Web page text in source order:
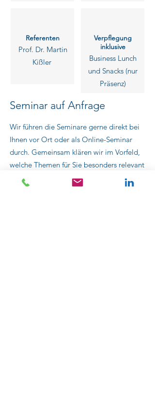
Referenten
Prof. Dr. Martin
Kißler
Verpflegung
inklusive
Business Lunch
und Snacks (nur
Präsenz)
Seminar auf Anfrage
Wir führen die Seminare gerne direkt bei
Ihnen vor Ort oder als Online-Seminar
durch. Gemeinsam klären wir im Vorfeld,
welche Themen für Sie besonders relevant
sind. So können wir das Seminar optimal
auf Ihre individuellen Bedürfnisse